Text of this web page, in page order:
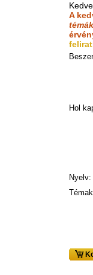
A
Hol
Nyelv: